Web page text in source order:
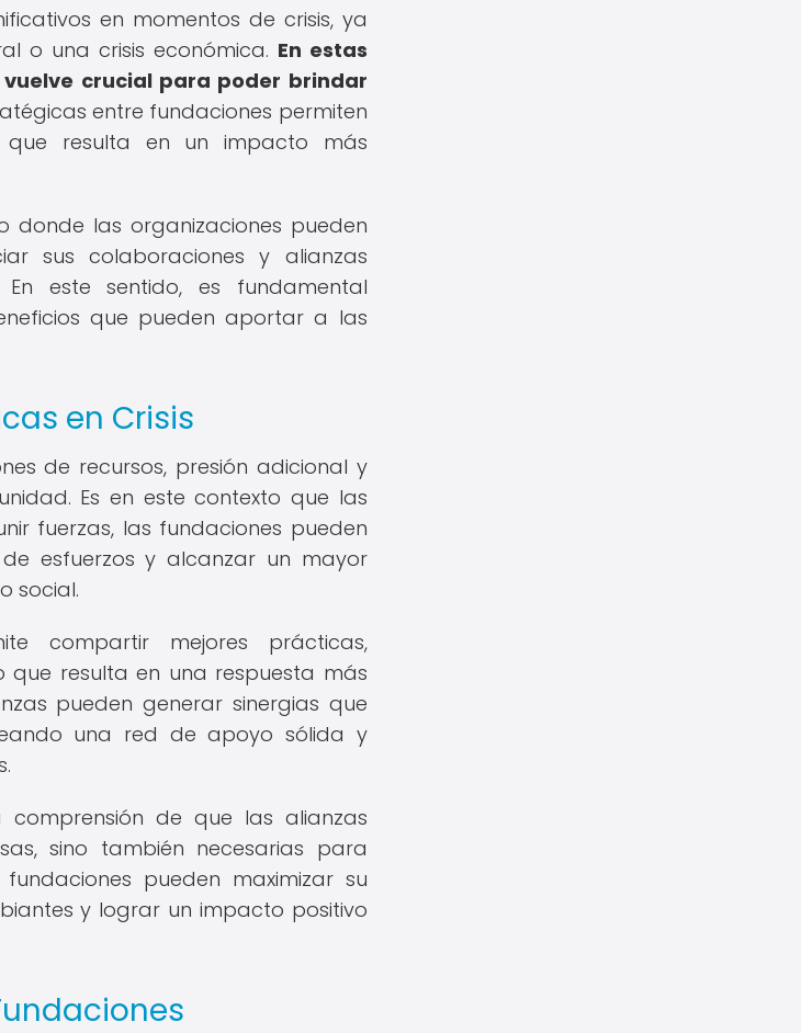
en momentos de crisis, ya
o una crisis económica. En estas
crucial para poder brindar
entre fundaciones permiten
que resulta en un impacto más
donde las organizaciones pueden
sus colaboraciones y alianzas
este sentido, es fundamental
que pueden aportar a las
en Crisis
de recursos, presión adicional y
Es en este contexto que las
fuerzas, las fundaciones pueden
esfuerzos y alcanzar un mayor
social.
compartir mejores prácticas,
que resulta en una respuesta más
pueden generar sinergias que
una red de apoyo sólida y
de que las alianzas
sino también necesarias para
pueden maximizar su
y lograr un impacto positivo